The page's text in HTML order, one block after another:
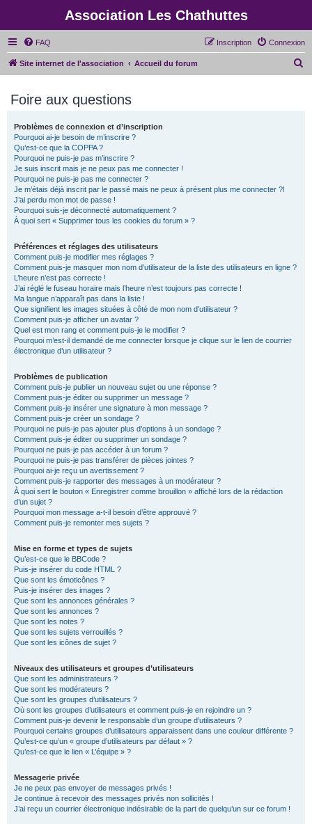
Association Les Chathuttes
FAQ Connexion
Inscription
Site internet de l'association Accueil du forum
Foire aux questions
Problèmes de connexion et d’inscription
Pourquoi ai-je besoin de m’inscrire ?
Qu’est-ce que la COPPA ?
Pourquoi ne puis-je pas m’inscrire ?
Je suis inscrit mais je ne peux pas me connecter !
Pourquoi ne puis-je pas me connecter ?
Je m’étais déjà inscrit par le passé mais ne peux à présent plus me connecter ?!
J’ai perdu mon mot de passe !
Pourquoi suis-je déconnecté automatiquement ?
À quoi sert « Supprimer tous les cookies du forum » ?
Préférences et réglages des utilisateurs
Comment puis-je modifier mes réglages ?
Comment puis-je masquer mon nom d’utilisateur de la liste des utilisateurs en ligne ?
L’heure n’est pas correcte !
J’ai réglé le fuseau horaire mais l’heure n’est toujours pas correcte !
Ma langue n’apparaît pas dans la liste !
Que signifient les images situées à côté de mon nom d’utilisateur ?
Comment puis-je afficher un avatar ?
Quel est mon rang et comment puis-je le modifier ?
Pourquoi m’est-il demandé de me connecter lorsque je clique sur le lien de courrier
électronique d’un utilisateur ?
Problèmes de publication
Comment puis-je publier un nouveau sujet ou une réponse ?
Comment puis-je éditer ou supprimer un message ?
Comment puis-je insérer une signature à mon message ?
Comment puis-je créer un sondage ?
Pourquoi ne puis-je pas ajouter plus d’options à un sondage ?
Comment puis-je éditer ou supprimer un sondage ?
Pourquoi ne puis-je pas accéder à un forum ?
Pourquoi ne puis-je pas transférer de pièces jointes ?
Pourquoi ai-je reçu un avertissement ?
Comment puis-je rapporter des messages à un modérateur ?
À quoi sert le bouton « Enregistrer comme brouillon » affiché lors de la rédaction
d’un sujet ?
Pourquoi mon message a-t-il besoin d’être approuvé ?
Comment puis-je remonter mes sujets ?
Mise en forme et types de sujets
Qu’est-ce que le BBCode ?
Puis-je insérer du code HTML ?
Que sont les émoticônes ?
Puis-je insérer des images ?
Que sont les annonces générales ?
Que sont les annonces ?
Que sont les notes ?
Que sont les sujets verrouillés ?
Que sont les icônes de sujet ?
Niveaux des utilisateurs et groupes d’utilisateurs
Que sont les administrateurs ?
Que sont les modérateurs ?
Que sont les groupes d’utilisateurs ?
Où sont les groupes d’utilisateurs et comment puis-je en rejoindre un ?
Comment puis-je devenir le responsable d’un groupe d’utilisateurs ?
Pourquoi certains groupes d’utilisateurs apparaissent dans une couleur différente ?
Qu’est-ce qu’un « groupe d’utilisateurs par défaut » ?
Qu’est-ce que le lien « L’équipe » ?
Messagerie privée
Je ne peux pas envoyer de messages privés !
Je continue à recevoir des messages privés non sollicités !
J’ai reçu un courrier électronique indésirable de la part de quelqu’un sur ce forum !